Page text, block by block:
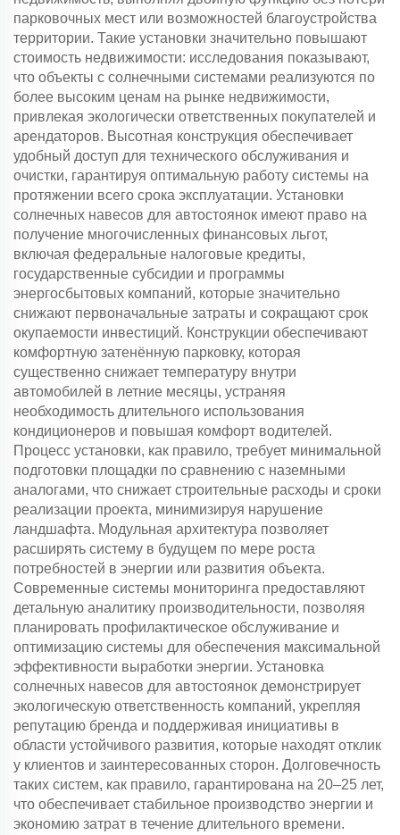
парковочных мест или возможностей благоустройства
территории. Такие установки значительно повышают
стоимость недвижимости: исследования показывают,
что объекты с солнечными системами реализуются по
более высоким ценам на рынке недвижимости,
привлекая экологически ответственных покупателей и
арендаторов. Высотная конструкция обеспечивает
удобный доступ для технического обслуживания и
очистки, гарантируя оптимальную работу системы на
протяжении всего срока эксплуатации. Установки
солнечных навесов для автостоянок имеют право на
получение многочисленных финансовых льгот,
включая федеральные налоговые кредиты,
государственные субсидии и программы
энергосбытовых компаний, которые значительно
снижают первоначальные затраты и сокращают срок
окупаемости инвестиций. Конструкции обеспечивают
комфортную затенённую парковку, которая
существенно снижает температуру внутри
автомобилей в летние месяцы, устраняя
необходимость длительного использования
кондиционеров и повышая комфорт водителей.
Процесс установки, как правило, требует минимальной
подготовки площадки по сравнению с наземными
аналогами, что снижает строительные расходы и сроки
реализации проекта, минимизируя нарушение
ландшафта. Модульная архитектура позволяет
расширять систему в будущем по мере роста
потребностей в энергии или развития объекта.
Современные системы мониторинга предоставляют
детальную аналитику производительности, позволяя
планировать профилактическое обслуживание и
оптимизацию системы для обеспечения максимальной
эффективности выработки энергии. Установка
солнечных навесов для автостоянок демонстрирует
экологическую ответственность компаний, укрепляя
репутацию бренда и поддерживая инициативы в
области устойчивого развития, которые находят отклик
у клиентов и заинтересованных сторон. Долговечность
таких систем, как правило, гарантирована на 20–25 лет,
что обеспечивает стабильное производство энергии и
экономию затрат в течение длительного времени.